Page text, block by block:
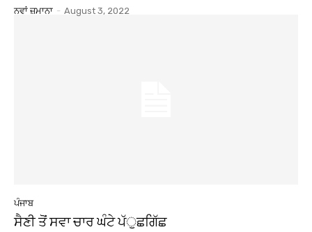
ਨਵਾਂ ਜ਼ਮਾਨਾ - August 3, 2022
ਪੰਜਾਬ
ਸੈਣੀ ਤੋਂ ਸਵਾ ਚਾਰ ਘੰਟੇ ਪੱੁਛਗਿੱਛ